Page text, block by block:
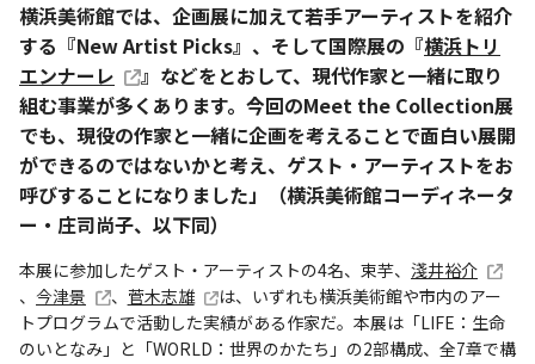
横浜美術館では、企画展に加えて若手アーティストを紹介
する『New Artist Picks』、そして国際展の『横浜トリ
エンナーレ
』などをとおして、現代作家と一緒に取り
組む事業が多くあります。今回のMeet the Collection展
でも、現役の作家と一緒に企画を考えることで面白い展開
ができるのではないかと考え、ゲスト・アーティストをお
呼びすることになりました」（横浜美術館コーディネータ
ー・庄司尚子、以下同）
本展に参加したゲスト・アーティストの4名、束芋、 淺井裕介
、 今津景 、 菅木志雄
は、いずれも横浜美術館や市内のアー
トプログラムで活動した実績がある作家だ。本展は「LIFE：生命
のいとなみ」と「WORLD：世界のかたち」の2部構成、全7章で構